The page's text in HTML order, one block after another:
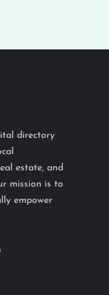
directory
estate, and
mission is to
empower